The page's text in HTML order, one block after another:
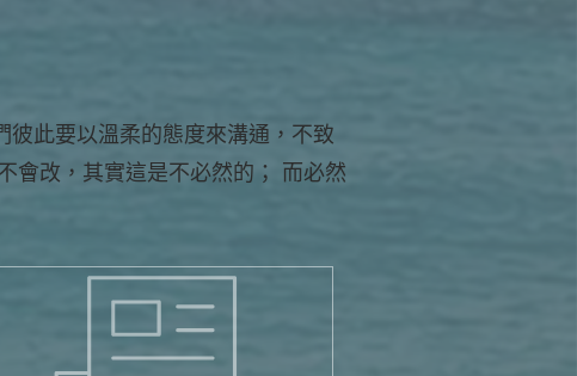
此要以溫柔的態度來溝通，不致
會改，其實這是不必然的； 而必然